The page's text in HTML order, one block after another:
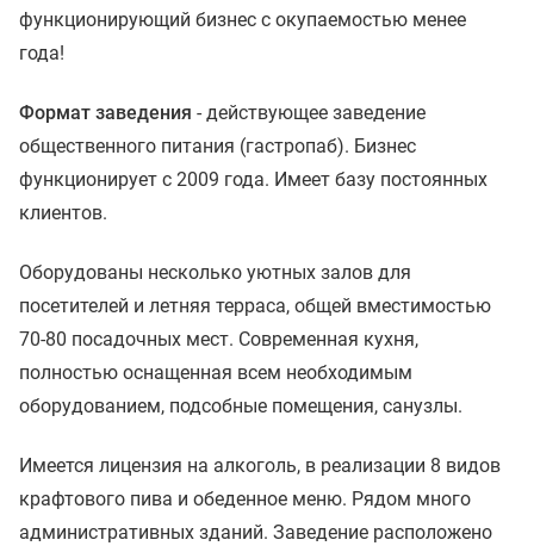
функционирующий бизнес с окупаемостью менее
года!
Формат заведения - действующее заведение
общественного питания (гастропаб). Бизнес
функционирует с 2009 года. Имеет базу постоянных
клиентов.
Оборудованы несколько уютных залов для
посетителей и летняя терраса, общей вместимостью
70-80 посадочных мест. Современная кухня,
полностью оснащенная всем необходимым
оборудованием, подсобные помещения, санузлы.
Имеется лицензия на алкоголь, в реализации 8 видов
крафтового пива и обеденное меню. Рядом много
административных зданий. Заведение расположено